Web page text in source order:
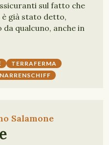
sul fatto che
già stato detto,
qualcuno, anche in
TERRAFERMA
NARRENSCHIFF
Salamone